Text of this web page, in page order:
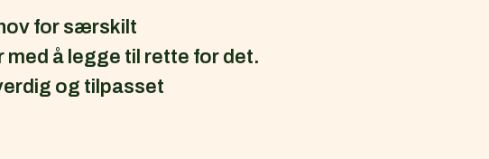
for særskilt
å legge til rette for det.
og tilpasset